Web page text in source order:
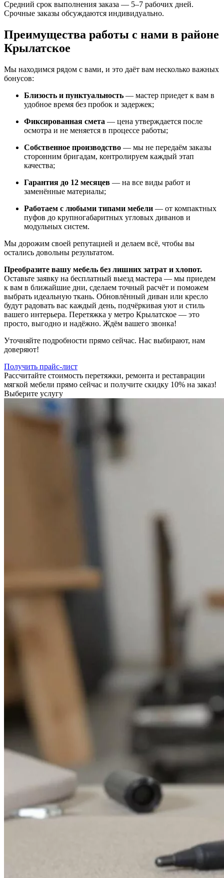
Средний срок выполнения заказа — 5–7 рабочих дней.
Срочные заказы обсуждаются индивидуально.
Преимущества работы с нами в районе
Крылатское
Мы находимся рядом с вами, и это даёт вам несколько важных
бонусов:
Близость и пунктуальность — мастер приедет к вам в
удобное время без пробок и задержек;
Фиксированная смета — цена утверждается после
осмотра и не меняется в процессе работы;
Собственное производство — мы не передаём заказы
сторонним бригадам, контролируем каждый этап
качества;
Гарантия до 12 месяцев — на все виды работ и
заменённые материалы;
Работаем с любыми типами мебели — от компактных
пуфов до крупногабаритных угловых диванов и
модульных систем.
Мы дорожим своей репутацией и делаем всё, чтобы вы
остались довольны результатом.
Преобразите вашу мебель без лишних затрат и хлопот.
Оставьте заявку на бесплатный выезд мастера — мы приедем
к вам в ближайшие дни, сделаем точный расчёт и поможем
выбрать идеальную ткань. Обновлённый диван или кресло
будут радовать вас каждый день, подчёркивая уют и стиль
вашего интерьера. Перетяжка у метро Крылатское — это
просто, выгодно и надёжно. Ждём вашего звонка!
Уточняйте подробности прямо сейчас. Нас выбирают, нам
доверяют!
Получить прайс-лист
Рассчитайте стоимость перетяжки, ремонта и реставрации
мягкой мебели прямо сейчас и получите скидку 10% на заказ!
Выберите услугу